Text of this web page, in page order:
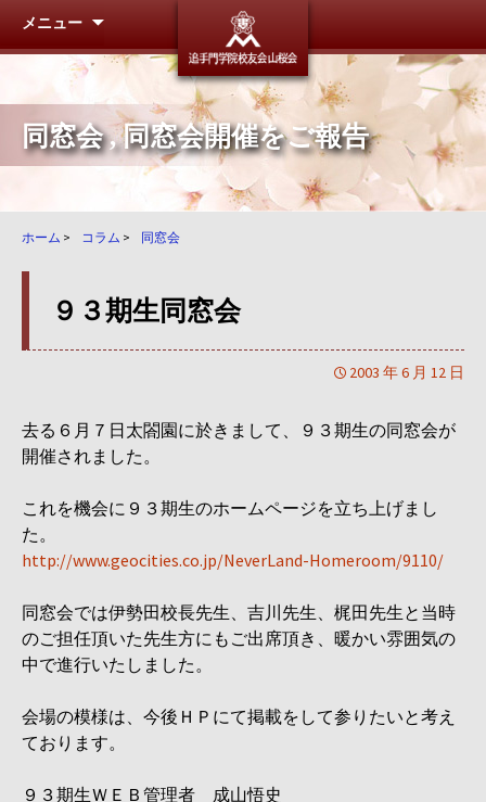
追手門学
メニュー
同窓会,同窓会開催をご報告
ホーム > コラム > 同窓会
９３期生同窓会
2003 年 6 月 12 日
去る６月７日太閤園に於きまして、９３期生の同窓会が
開催されました。
これを機会に９３期生のホームページを立ち上げまし
た。
http://www.geocities.co.jp/NeverLand-Homeroom/9110/
同窓会では伊勢田校長先生、吉川先生、梶田先生と当時
のご担任頂いた先生方にもご出席頂き、暖かい雰囲気の
中で進行いたしました。
会場の模様は、今後ＨＰにて掲載をして参りたいと考え
ております。
９３期生ＷＥＢ管理者 成山悟史